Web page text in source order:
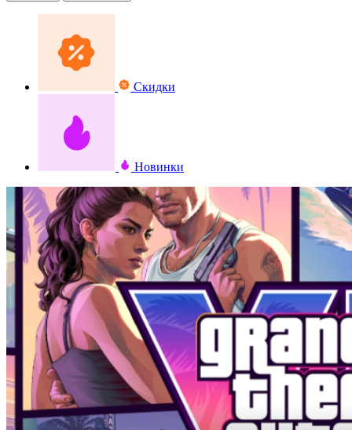
Скидки
Новинки